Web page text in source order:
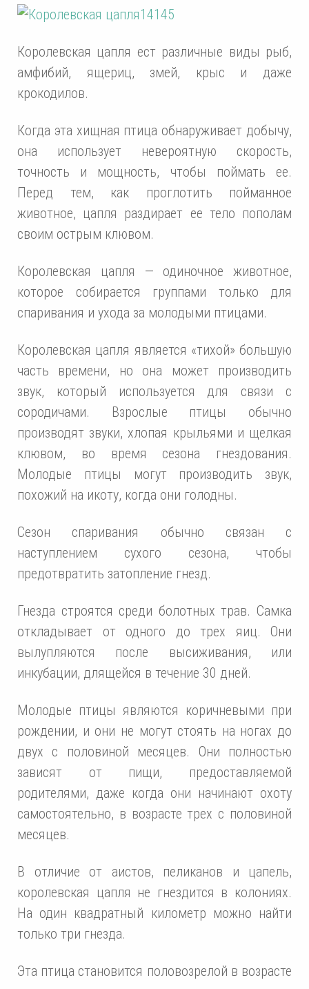
Королевская цапля ест различные виды рыб,
амфибий, ящериц, змей, крыс и даже
крокодилов.
Когда эта хищная птица обнаруживает добычу,
она использует невероятную скорость,
точность и мощность, чтобы поймать ее.
Перед тем, как проглотить пойманное
животное, цапля раздирает ее тело пополам
своим острым клювом.
Королевская цапля — одиночное животное,
которое собирается группами только для
спаривания и ухода за молодыми птицами.
Королевская цапля является «тихой» большую
часть времени, но она может производить
звук, который используется для связи с
сородичами. Взрослые птицы обычно
производят звуки, хлопая крыльями и щелкая
клювом, во время сезона гнездования.
Молодые птицы могут производить звук,
похожий на икоту, когда они голодны.
Сезон спаривания обычно связан с
наступлением сухого сезона, чтобы
предотвратить затопление гнезд.
Гнезда строятся среди болотных трав. Самка
откладывает от одного до трех яиц. Они
вылупляются после высиживания, или
инкубации, длящейся в течение 30 дней.
Молодые птицы являются коричневыми при
рождении, и они не могут стоять на ногах до
двух с половиной месяцев. Они полностью
зависят от пищи, предоставляемой
родителями, даже когда они начинают охоту
самостоятельно, в возрасте трех с половиной
месяцев.
В отличие от аистов, пеликанов и цапель,
королевская цапля не гнездится в колониях.
На один квадратный километр можно найти
только три гнезда.
Эта птица становится половозрелой в возрасте